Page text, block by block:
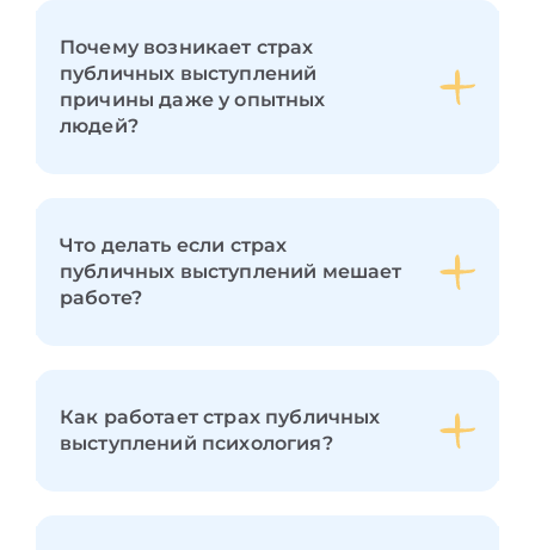
Почему возникает страх
публичных выступлений
причины даже у опытных
людей?
Что делать если страх
публичных выступлений мешает
работе?
Как работает страх публичных
выступлений психология?